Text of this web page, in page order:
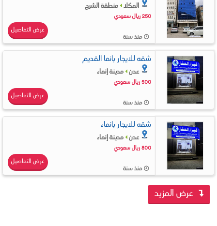
المكلا منطقة الشرج
250 ريال سعودي
منذ سنة
عرض التفاصيل
شقه للايجار بانما القديم
عدن مدينة إنماء
500 ريال سعودي
منذ سنة
عرض التفاصيل
شقه للايجار بانماء
عدن مدينة إنماء
800 ريال سعودي
منذ سنة
عرض التفاصيل